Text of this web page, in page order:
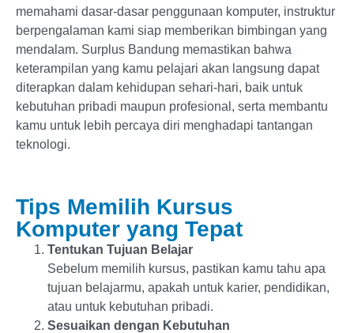
memahami dasar-dasar penggunaan komputer, instruktur
berpengalaman kami siap memberikan bimbingan yang
mendalam. Surplus Bandung memastikan bahwa
keterampilan yang kamu pelajari akan langsung dapat
diterapkan dalam kehidupan sehari-hari, baik untuk
kebutuhan pribadi maupun profesional, serta membantu
kamu untuk lebih percaya diri menghadapi tantangan
teknologi.
Tips Memilih Kursus
Komputer yang Tepat
Tentukan Tujuan Belajar
Sebelum memilih kursus, pastikan kamu tahu apa
tujuan belajarmu, apakah untuk karier, pendidikan,
atau untuk kebutuhan pribadi.
Sesuaikan dengan Kebutuhan